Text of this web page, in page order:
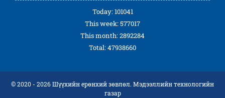
Today: 101041
This week: 577017
This month: 2892284
Total: 47938660
© 2020 - 2026 Шүүхийн ерөнхий зөвлөл. Мэдээллийн технологийн
газар